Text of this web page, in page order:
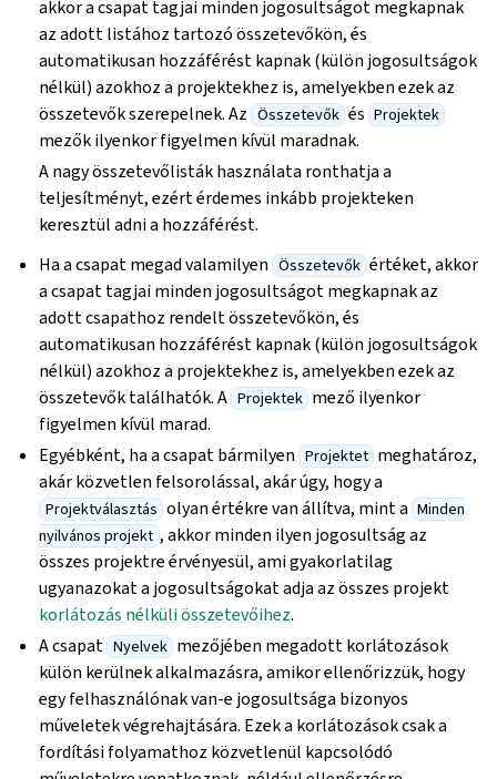
akkor a csapat tagjai minden jogosultságot megkapnak
az adott listához tartozó összetevőkön, és
automatikusan hozzáférést kapnak (külön jogosultságok
nélkül) azokhoz a projektekhez is, amelyekben ezek az
összetevők szerepelnek. Az Összetevők és Projektek
mezők ilyenkor figyelmen kívül maradnak.
A nagy összetevőlisták használata ronthatja a
teljesítményt, ezért érdemes inkább projekteken
keresztül adni a hozzáférést.
Ha a csapat megad valamilyen Összetevők értéket, akkor
a csapat tagjai minden jogosultságot megkapnak az
adott csapathoz rendelt összetevőkön, és
automatikusan hozzáférést kapnak (külön jogosultságok
nélkül) azokhoz a projektekhez is, amelyekben ezek az
összetevők találhatók. A Projektek mező ilyenkor
figyelmen kívül marad.
Egyébként, ha a csapat bármilyen Projektet meghatároz,
akár közvetlen felsorolással, akár úgy, hogy a
Projektválasztás olyan értékre van állítva, mint a Minden
nyilvános projekt , akkor minden ilyen jogosultság az
összes projektre érvényesül, ami gyakorlatilag
ugyanazokat a jogosultságokat adja az összes projekt
korlátozás nélküli összetevőihez.
A csapat Nyelvek mezőjében megadott korlátozások
külön kerülnek alkalmazásra, amikor ellenőrizzük, hogy
egy felhasználónak van-e jogosultsága bizonyos
műveletek végrehajtására. Ezek a korlátozások csak a
fordítási folyamathoz közvetlenül kapcsolódó